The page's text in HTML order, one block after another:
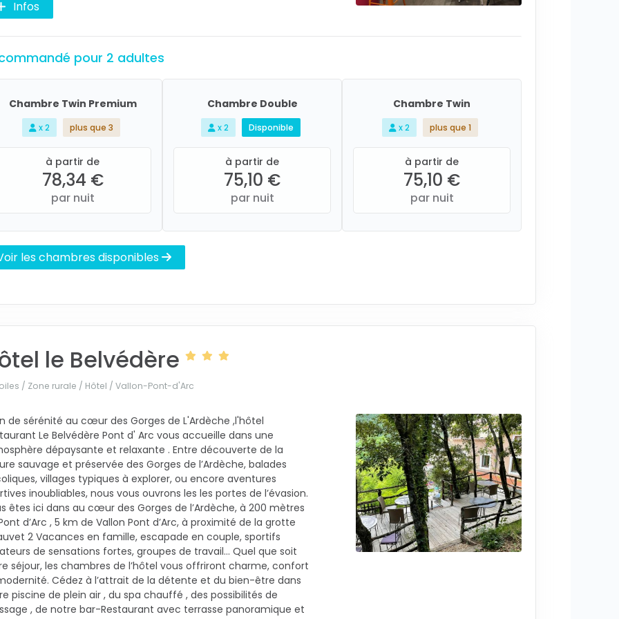
Infos
pour 2 adultes
Chambre Twin Premium
x 2 plus que 3
à partir de
78,34 €
par nuit
Chambre Double
x 2 Disponible
à partir de
75,10 €
par nuit
Chambre Twin
x 2 plus que 1
à partir de
75,10 €
par nuit
les chambres disponibles
le Belvédère
/ Zone rurale / Hôtel / Vallon-Pont-d'Arc
de sérénité au cœur des Gorges de L'Ardèche ,l'hôtel
Le Belvédère Pont d' Arc vous accueille dans une
dépaysante et relaxante . Entre découverte de la
sauvage et préservée des Gorges de l’Ardèche, balades
villages typiques à explorer, ou encore aventures
inoubliables, nous vous ouvrons les les portes de l’évasion.
êtes ici dans au cœur des Gorges de l’Ardèche, à 200 mètres
d’Arc , 5 km de Vallon Pont d’Arc, à proximité de la grotte
2 Vacances en famille, escapade en couple, sportifs
de sensations fortes, groupes de travail… Quel que soit
séjour, les chambres de l’hôtel vous offriront charme, confort
Cédez à l’attrait de la détente et du bien-être dans
piscine de plein air , du spa chauffé , des possibilités de
, de notre bar-Restaurant avec terrasse panoramique et